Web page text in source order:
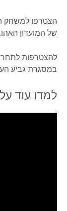
הצטרפו למשחק
של המועדון
להצטרפות
במסגרת גביע
למדו עוד